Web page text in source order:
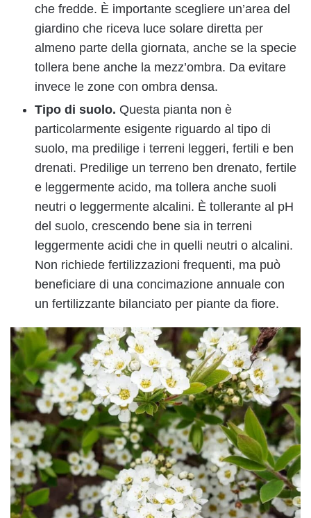
che fredde. È importante scegliere un’area del
giardino che riceva luce solare diretta per
almeno parte della giornata, anche se la specie
tollera bene anche la mezz’ombra. Da evitare
invece le zone con ombra densa.
Tipo di suolo. Questa pianta non è
particolarmente esigente riguardo al tipo di
suolo, ma predilige i terreni leggeri, fertili e ben
drenati. Predilige un terreno ben drenato, fertile
e leggermente acido, ma tollera anche suoli
neutri o leggermente alcalini. È tollerante al pH
del suolo, crescendo bene sia in terreni
leggermente acidi che in quelli neutri o alcalini.
Non richiede fertilizzazioni frequenti, ma può
beneficiare di una concimazione annuale con
un fertilizzante bilanciato per piante da fiore.